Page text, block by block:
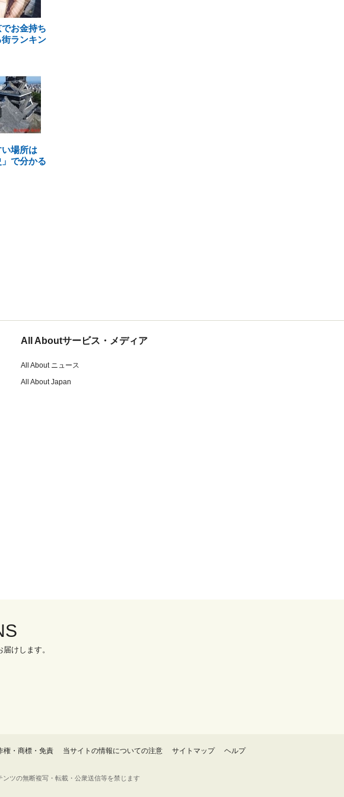
お金持ち
ランキン
場所は
」で分かる
All Aboutサービス・メディア
All About ニュース
All About Japan
けします。
権・商標・免責 当サイトの情報についての注意 サイトマップ ヘルプ
ツの無断複写・転載・公衆送信等を禁じます